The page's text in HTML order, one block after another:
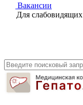
Вакансии
Для слабовидящиx